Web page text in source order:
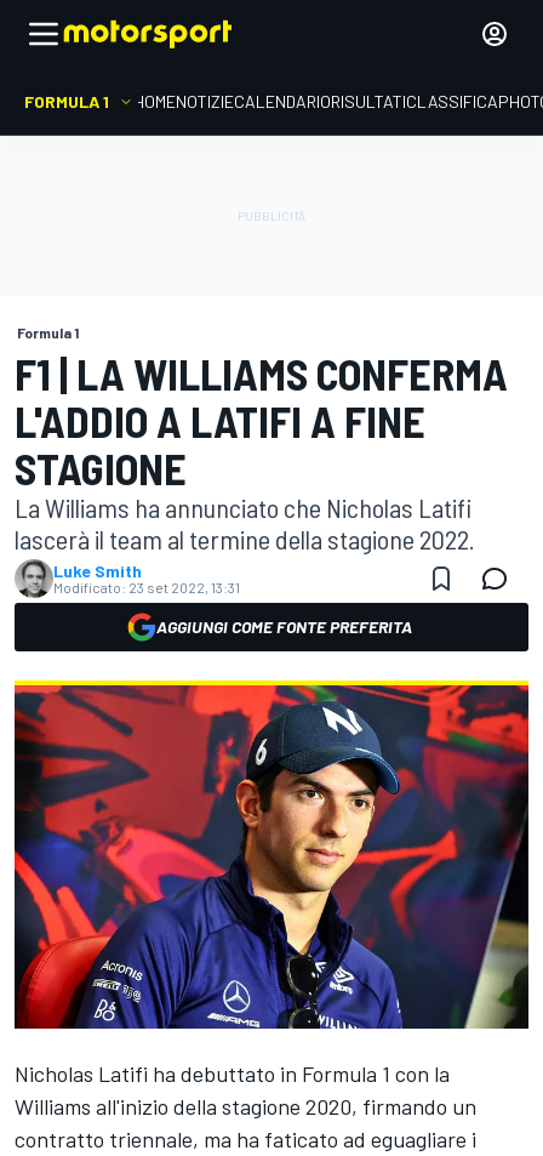
FORMULA 1 HOMENOTIZIECALENDARIORISULTATICLASSIFICA
Formula 1
F1 | LA WILLIAMS CONFERMA
L'ADDIO A LATIFI A FINE
STAGIONE
La Williams ha annunciato che Nicholas Latifi
lascerà il team al termine della stagione 2022.
Luke Smith
Modificato: 23 set 2022, 13:31
AGGIUNGI COME FONTE PREFERITA
Nicholas Latifi ha debuttato in Formula 1 con la
Williams all'inizio della stagione 2020, firmando un
contratto triennale, ma ha faticato ad eguagliare i